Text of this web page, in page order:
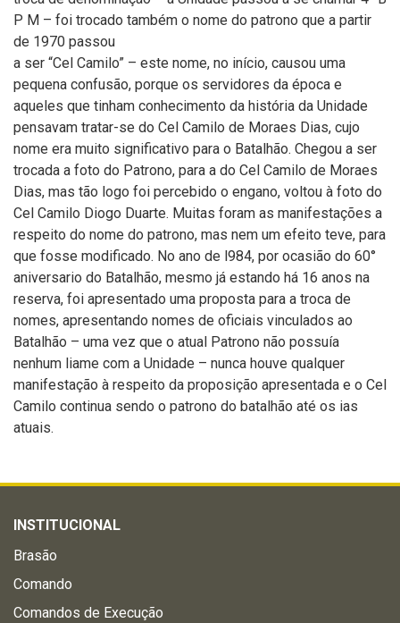
P M – foi trocado também o nome do patrono que a partir
de 1970 passou
a ser “Cel Camilo” – este nome, no início, causou uma
pequena confusão, porque os servidores da época e
aqueles que tinham conhecimento da história da Unidade
pensavam tratar-se do Cel Camilo de Moraes Dias, cujo
nome era muito significativo para o Batalhão. Chegou a ser
trocada a foto do Patrono, para a do Cel Camilo de Moraes
Dias, mas tão logo foi percebido o engano, voltou à foto do
Cel Camilo Diogo Duarte. Muitas foram as manifestações a
respeito do nome do patrono, mas nem um efeito teve, para
que fosse modificado. No ano de l984, por ocasião do 60°
aniversario do Batalhão, mesmo já estando há 16 anos na
reserva, foi apresentado uma proposta para a troca de
nomes, apresentando nomes de oficiais vinculados ao
Batalhão – uma vez que o atual Patrono não possuía
nenhum liame com a Unidade – nunca houve qualquer
manifestação à respeito da proposição apresentada e o Cel
Camilo continua sendo o patrono do batalhão até os ias
atuais.
INSTITUCIONAL
Brasão
Comando
Comandos de Execução